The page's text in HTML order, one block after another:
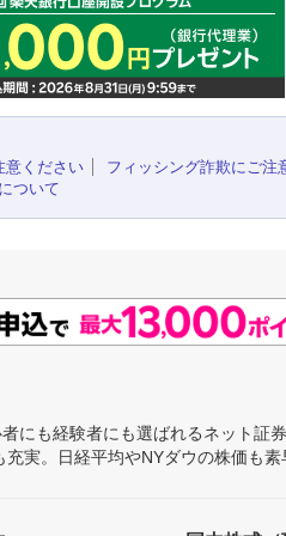
意ください
フィッシング詐欺にご注
ついて
にも経験者にも選ばれるネット
実。日経平均やNYダウの株価も素